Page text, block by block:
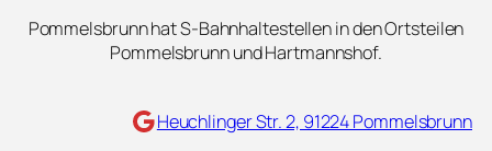
Pommelsbrunn hat S-Bahnhaltestellen in den Ortsteilen
Pommelsbrunn und Hartmannshof.
Maps Heuchlinger Str. 2, 91224 Pommelsbrunn